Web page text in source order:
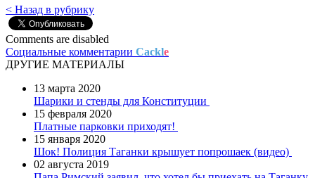
< Назад в рубрику
Comments are disabled
Социальные комментарии Cackle
ДРУГИЕ МАТЕРИАЛЫ
13 марта 2020
Шарики и стенды для Конституции
15 февраля 2020
Платные парковки приходят!
15 января 2020
Шок! Полиция Таганки крышует попрошаек (видео)
02 августа 2019